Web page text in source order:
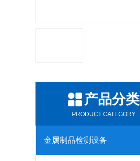
产品分类
PRODUCT CATEGORY
金属制品检测设备